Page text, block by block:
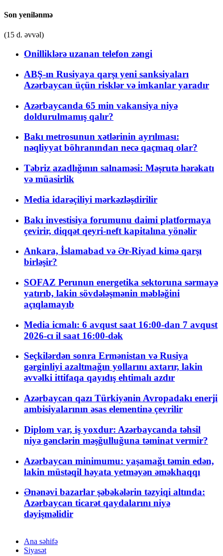
Son yenilənmə
(15 d. əvvəl)
Onilliklərə uzanan telefon zəngi
ABŞ-ın Rusiyaya qarşı yeni sanksiyaları
Azərbaycan üçün risklər və imkanlar yaradır
Azərbaycanda 65 min vakansiya niyə
doldurulmamış qalır?
Bakı metrosunun xətlərinin ayrılması:
nəqliyyat böhranından necə qaçmaq olar?
Təbriz azadlığının salnaməsi: Məşrutə hərəkatı
və müasirlik
Media idarəçiliyi mərkəzləşdirilir
Bakı investisiya forumunu daimi platformaya
çevirir, diqqət qeyri-neft kapitalına yönəlir
Ankara, İslamabad və Ər-Riyad kimə qarşı
birləşir?
SOFAZ Perunun energetika sektoruna sərmayə
yatırıb, lakin sövdələşmənin məbləğini
açıqlamayıb
Media icmalı: 6 avqust saat 16:00-dan 7 avqust
2026-cı il saat 16:00-dək
Seçkilərdən sonra Ermənistan və Rusiya
gərginliyi azaltmağın yollarını axtarır, lakin
əvvəlki ittifaqa qayıdış ehtimalı azdır
Azərbaycan qazı Türkiyənin Avropadakı enerji
ambisiyalarının əsas elementinə çevrilir
Diplom var, iş yoxdur: Azərbaycanda təhsil
niyə gənclərin məşğulluğuna təminat vermir?
Azərbaycan minimumu: yaşamağı təmin edən,
lakin müstəqil həyata yetməyən əməkhaqqı
Ənənəvi bazarlar şəbəkələrin təzyiqi altında:
Azərbaycan ticarət qaydalarını niyə
dəyişməlidir
Ana səhifə
Siyasət